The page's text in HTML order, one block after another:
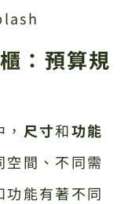
：預算規
尺寸和功能
空間、不同需
功能有著不同